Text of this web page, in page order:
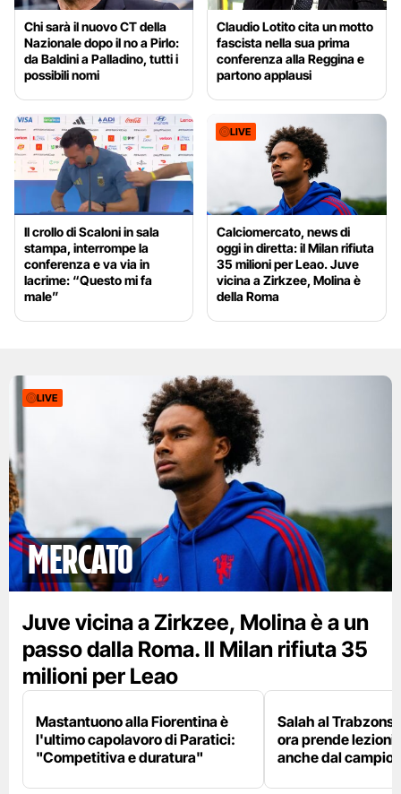
Chi sarà il nuovo CT della
Nazionale dopo il no a Pirlo:
da Baldini a Palladino, tutti i
possibili nomi
Claudio Lotito cita un motto
fascista nella sua prima
conferenza alla Reggina e
partono applausi
Il crollo di Scaloni in sala
stampa, interrompe la
conferenza e va via in
lacrime: “Questo mi fa
male”
LIVE
Calciomercato, news di
oggi in diretta: il Milan rifiuta
35 milioni per Leao. Juve
vicina a Zirkzee, Molina è
della Roma
LIVE
mercato
Juve vicina a Zirkzee, Molina è a un
passo dalla Roma. Il Milan rifiuta 35
milioni per Leao
Mastantuono alla Fiorentina è
l'ultimo capolavoro di Paratici:
"Competitiva e duratura"
Salah al
ora prende lezioni
anche dal